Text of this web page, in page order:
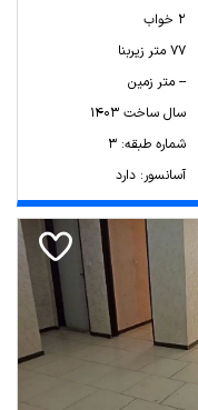
2 خواب
77 متر زیربنا
-- متر زمین
سال ساخت 1403
شماره طبقه: 3
آسانسور: دارد